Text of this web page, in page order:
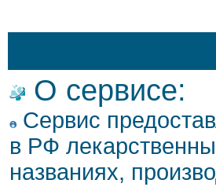
О сервисе:
Сервис
в РФ
названиях,